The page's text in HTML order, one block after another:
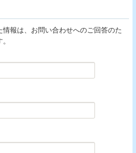
報は、お問い合わせへのご回答のた